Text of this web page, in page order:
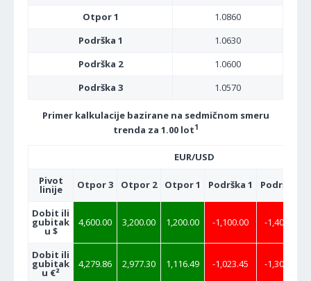
Otpor 1
1.0860
Podrška 1
1.0630
Podrška 2
1.0600
Podrška 3
1.0570
Primer kalkulacije bazirane na sedmičnom smeru
trenda za 1.00 lot1
EUR/USD
Pivot
linije Otpor 3 Otpor 2 Otpor 1 Podrška 1 Podrška 2
Dobit ili
gubitak
u $
4,600.00 3,200.00 1,200.00 -1,100.00 -1,400.00
Dobit ili
gubitak
u €²
4,279.86 2,977.30 1,116.49 -1,023.45 -1,302.57